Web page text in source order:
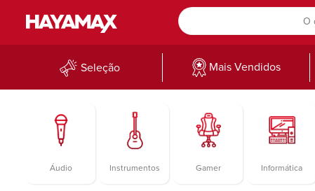
Seleção Mais Vendidos
Áudio Instrumentos Gamer Informática